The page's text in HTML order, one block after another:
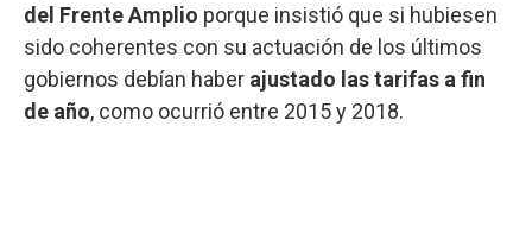
del Frente Amplio porque insistió que si hubiesen
sido coherentes con su actuación de los últimos
gobiernos debían haber ajustado las tarifas a fin
de año, como ocurrió entre 2015 y 2018.